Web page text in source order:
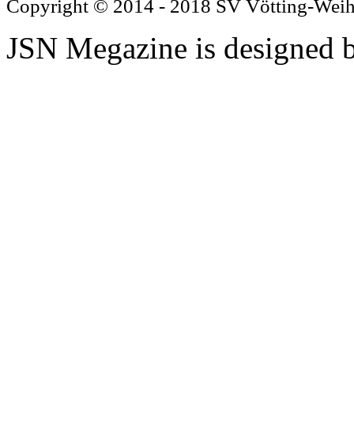
Copyright © 2014 - 2018 SV Vötting-
JSN Megazine is designed